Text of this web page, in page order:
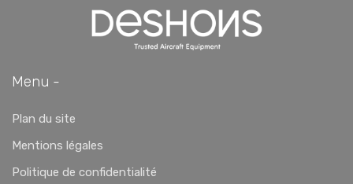
Menu -
Plan du site
Mentions légales
Politique de confidentialité